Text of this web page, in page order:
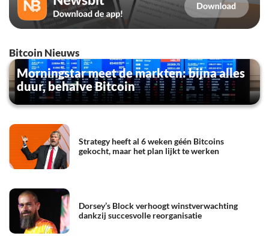
Bitcoin Nieuws
Morningstar meet de markten: bijna alles
duur, behalve Bitcoin
Strategy heeft al 6 weken géén Bitcoins
gekocht, maar het plan lijkt te werken
Dorsey’s Block verhoogt winstverwachting
dankzij succesvolle reorganisatie